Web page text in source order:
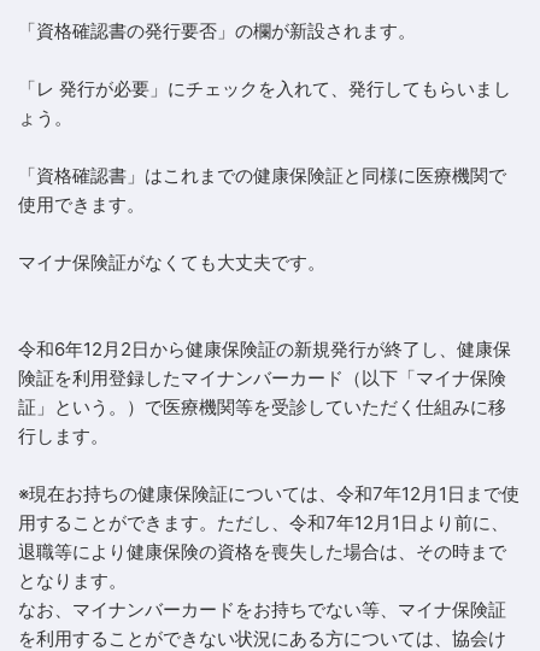
「資格確認書の発行要否」の欄が新設されます。
「レ 発行が必要」にチェックを入れて、発行してもらいまし
ょう。
「資格確認書」はこれまでの健康保険証と同様に医療機関で
使用できます。
マイナ保険証がなくても大丈夫です。
令和6年12月2日から健康保険証の新規発行が終了し、健康保
険証を利用登録したマイナンバーカード（以下「マイナ保険
証」という。）で医療機関等を受診していただく仕組みに移
行します。
※現在お持ちの健康保険証については、令和7年12月1日まで使
用することができます。ただし、令和7年12月1日より前に、
退職等により健康保険の資格を喪失した場合は、その時まで
となります。
なお、マイナンバーカードをお持ちでない等、マイナ保険証
を利用することができない状況にある方については、協会け